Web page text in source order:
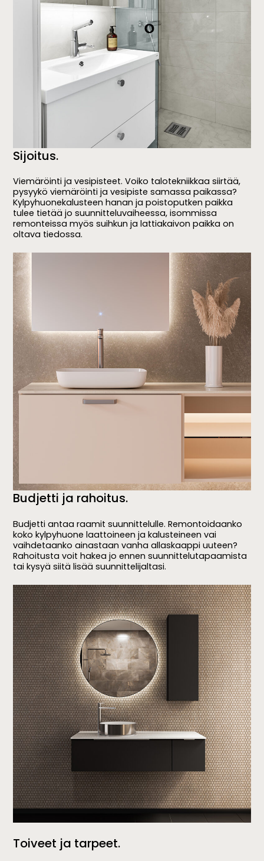
Sijoitus.
Viemäröinti ja vesipisteet. Voiko talotekniikkaa siirtää,
pysyykö viemäröinti ja vesipiste samassa paikassa?
Kylpyhuonekalusteen hanan ja poistoputken paikka
tulee tietää jo suunnitteluvaiheessa, isommissa
remonteissa myös suihkun ja lattiakaivon paikka on
oltava tiedossa.
Budjetti ja rahoitus.
Budjetti antaa raamit suunnittelulle. Remontoidaanko
koko kylpyhuone laattoineen ja kalusteineen vai
vaihdetaanko ainastaan vanha allaskaappi uuteen?
Rahoitusta voit hakea jo ennen suunnittelutapaamista
tai kysyä siitä lisää suunnittelijaltasi.
Toiveet ja tarpeet.